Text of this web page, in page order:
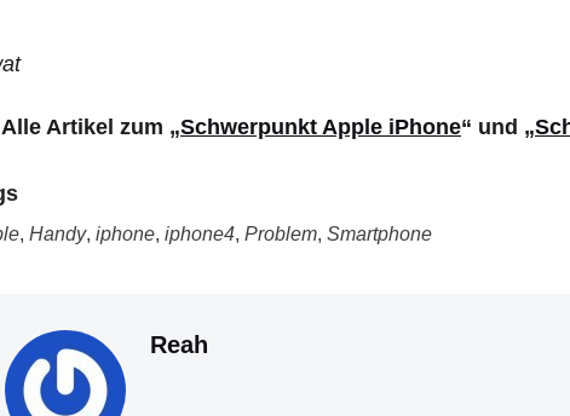
Alle Artikel zum „Schwerpunkt Apple iPhone“ und „
, Handy, iphone, iphone4, Problem, Smartphone
Reah